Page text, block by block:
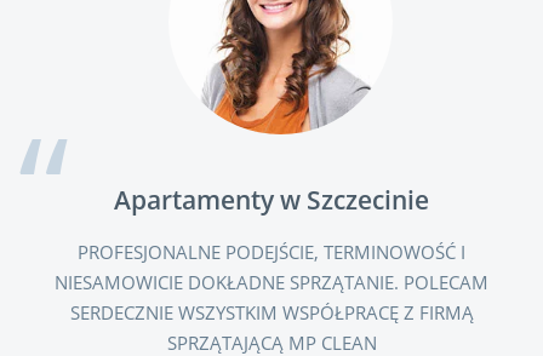
Apartamenty w Szczecinie
PROFESJONALNE PODEJŚCIE, TERMINOWOŚĆ I
NIESAMOWICIE DOKŁADNE SPRZĄTANIE. POLECAM
SERDECZNIE WSZYSTKIM WSPÓŁPRACĘ Z FIRMĄ
SPRZĄTAJĄCĄ MP CLEAN